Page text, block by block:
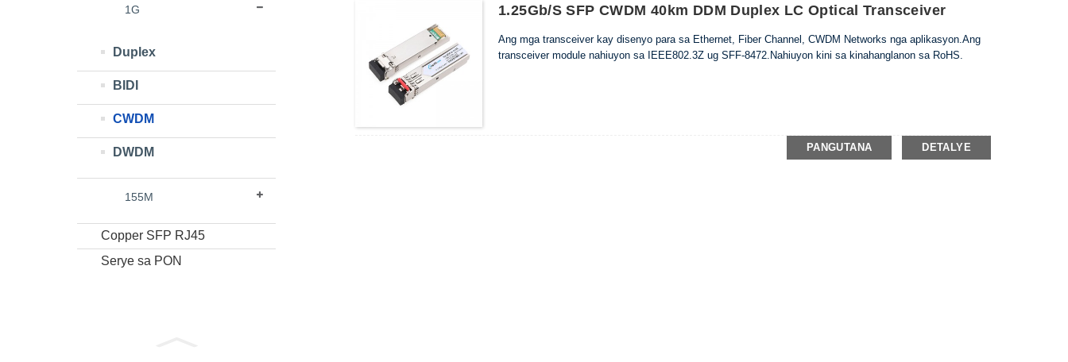
1G
Duplex
BIDI
CWDM
DWDM
155M
Copper SFP RJ45
Serye sa PON
1.25Gb/s SFP CWDM 40km DDM Duplex LC Optical Transceiver
Ang mga transceiver kay disenyo para sa Ethernet, Fiber Channel, CWDM Networks nga aplikasyon.Ang
transceiver module nahiuyon sa IEEE802.3Z ug SFF-8472.Nahiuyon kini sa kinahanglanon sa RoHS.
PANGUTANA DETALYE